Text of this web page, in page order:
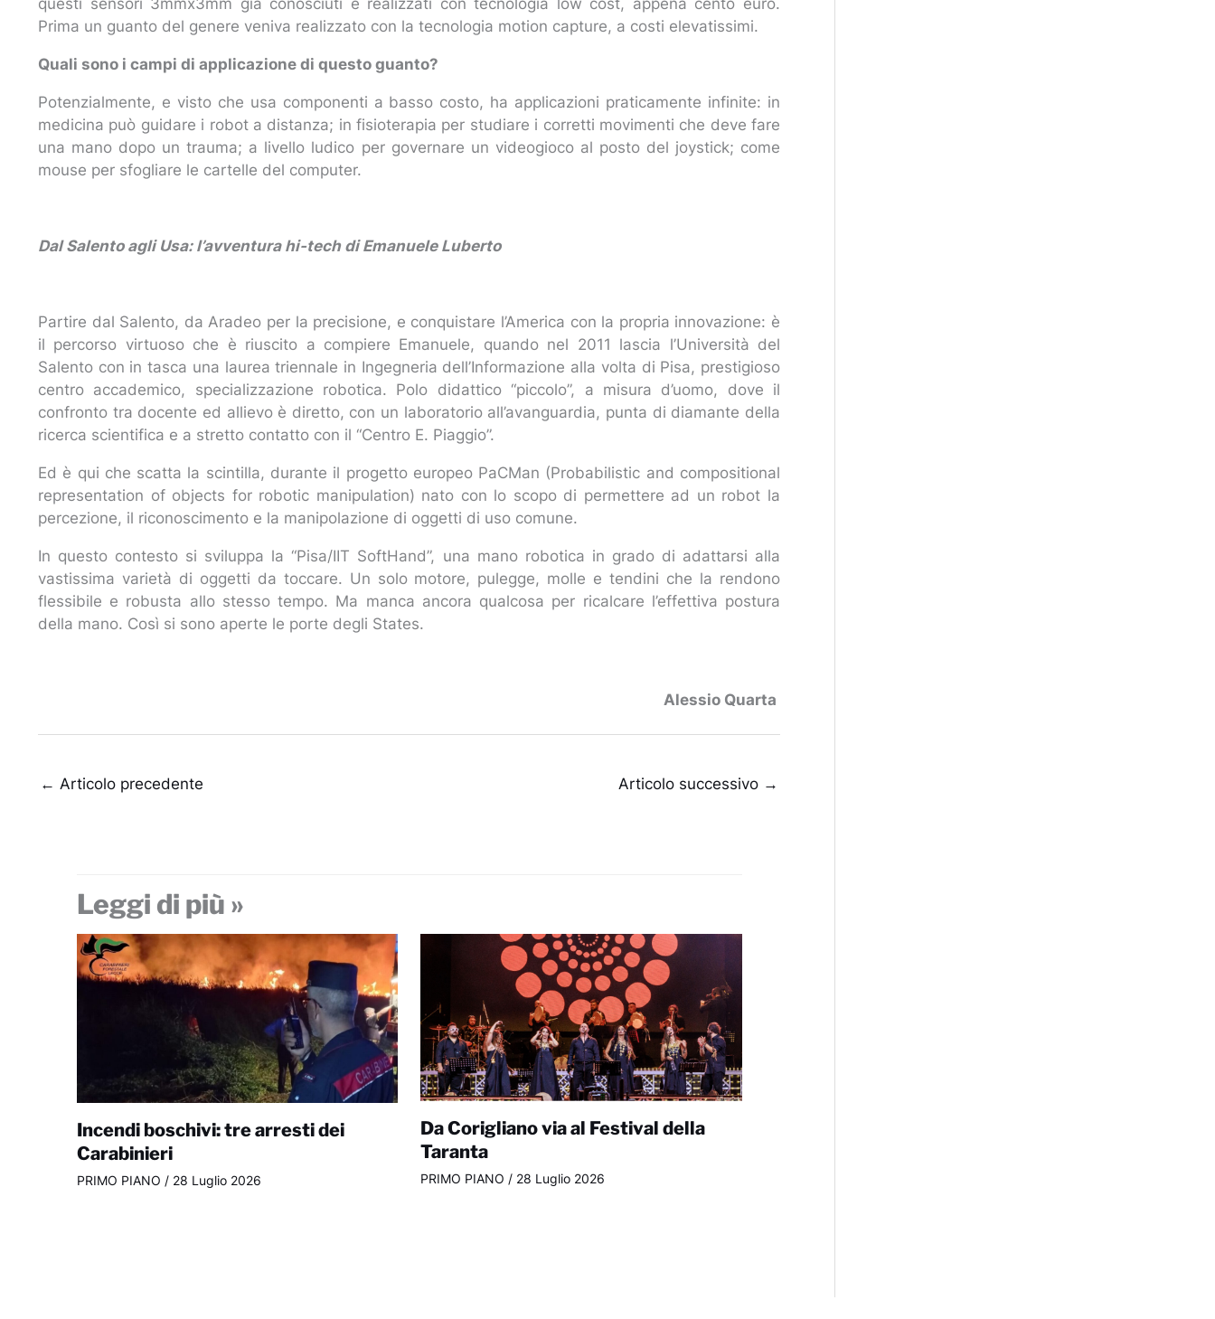
Prima un guanto del genere veniva realizzato con la tecnologia motion capture, a costi elevatissimi.
Quali sono i campi di applicazione di questo guanto?
Potenzialmente, e visto che usa componenti a basso costo, ha applicazioni praticamente infinite: in
medicina può guidare i robot a distanza; in fisioterapia per studiare i corretti movimenti che deve fare
una mano dopo un trauma; a livello ludico per governare un videogioco al posto del joystick; come
mouse per sfogliare le cartelle del computer.
Dal Salento agli Usa: l’avventura hi-tech di Emanuele Luberto
Partire dal Salento, da Aradeo per la precisione, e conquistare l’America con la propria innovazione: è
il percorso virtuoso che è riuscito a compiere Emanuele, quando nel 2011 lascia l’Università del
Salento con in tasca una laurea triennale in Ingegneria dell’Informazione alla volta di Pisa, prestigioso
centro accademico, specializzazione robotica. Polo didattico “piccolo”, a misura d’uomo, dove il
confronto tra docente ed allievo è diretto, con un laboratorio all’avanguardia, punta di diamante della
ricerca scientifica e a stretto contatto con il “Centro E. Piaggio”.
Ed è qui che scatta la scintilla, durante il progetto europeo PaCMan (Probabilistic and compositional
representation of objects for robotic manipulation) nato con lo scopo di permettere ad un robot la
percezione, il riconoscimento e la manipolazione di oggetti di uso comune.
In questo contesto si sviluppa la “Pisa/IIT SoftHand”, una mano robotica in grado di adattarsi alla
vastissima varietà di oggetti da toccare. Un solo motore, pulegge, molle e tendini che la rendono
flessibile e robusta allo stesso tempo. Ma manca ancora qualcosa per ricalcare l’effettiva postura
della mano. Così si sono aperte le porte degli States.
Alessio Quarta
← Articolo precedente Articolo successivo →
Leggi di più »
Incendi boschivi: tre arresti dei
Carabinieri
PRIMO PIANO / 28 Luglio 2026
Da Corigliano via al Festival della
Taranta
PRIMO PIANO / 28 Luglio 2026